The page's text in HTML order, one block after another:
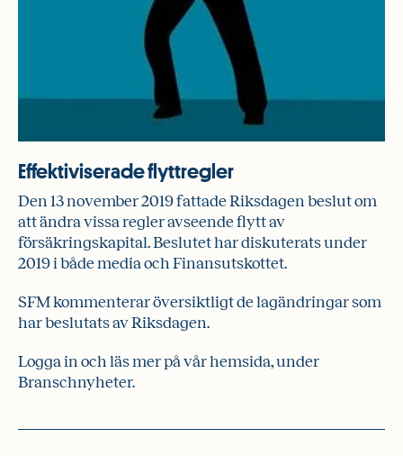
Effektiviserade flyttregler
Den 13 november 2019 fattade Riksdagen beslut om
att ändra vissa regler avseende flytt av
försäkringskapital. Beslutet har diskuterats under
2019 i både media och Finansutskottet.
SFM kommenterar översiktligt de lagändringar som
har beslutats av Riksdagen.
Logga in och läs mer på vår hemsida, under
Branschnyheter.